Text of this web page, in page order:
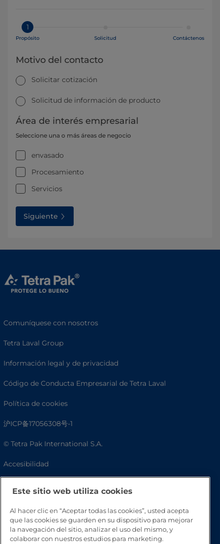
1
Propósito Solicitud Contáctenos
Motivo del contacto
Solicitar cotización
Solicitud de información de producto
Área de interés empresarial
Seleccione una o más áreas de negocio
envasado
Procesamiento
Servicios
Siguiente
Comuníquese con nosotros
Tetra Laval Group
Información legal y de privacidad
Código de Conducta Empresarial de Tetra Laval
Política de cookies
沪ICP备17056308号-1
© Tetra Pak International S.A.
Accesibilidad
Este sitio web utiliza cookies
Al hacer clic en “Aceptar todas las cookies”, usted acepta
que las cookies se guarden en su dispositivo para mejorar
la navegación del sitio, analizar el uso del mismo, y
colaborar con nuestros estudios para marketing.